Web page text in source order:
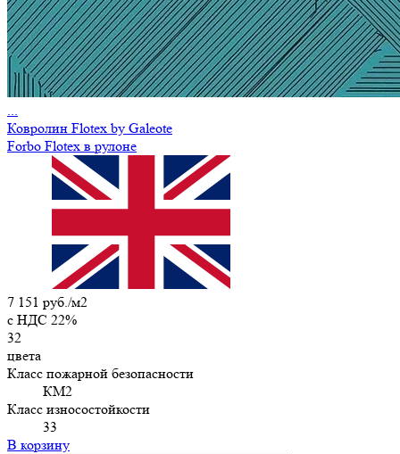
...
Ковролин Flotex by Galeote
Forbo Flotex в рулоне
7 151 руб./м2
c НДС 22%
32
цвета
Класс пожарной безопасности
КМ2
Класс износостойкости
33
В корзину